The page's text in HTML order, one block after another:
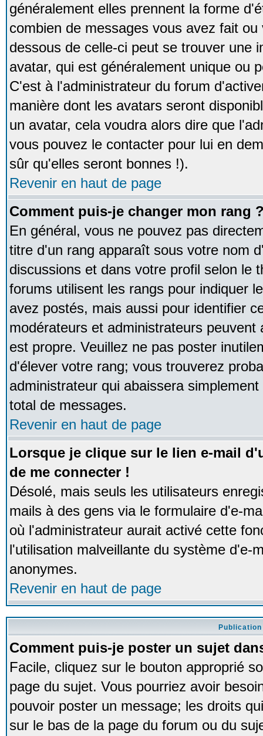
généralement elles prennent la forme
combien de messages vous avez fait
dessous de celle-ci peut se trouver une
avatar, qui est généralement unique ou
C'est à l'administrateur du forum
manière dont les avatars seront
un avatar, cela voudra alors dire que
vous pouvez le contacter pour lui en
sûr qu'elles seront bonnes !).
Revenir en haut de page
Comment puis-je changer mon rang
En général, vous ne pouvez pas
titre d'un rang apparaît sous votre nom
discussions et dans votre profil selon le
forums utilisent les rangs pour indiquer
avez postés, mais aussi pour identifier
modérateurs et administrateurs
est propre. Veuillez ne pas poster
d'élever votre rang; vous trouverez
administrateur qui abaissera
total de messages.
Revenir en haut de page
Lorsque je clique sur le lien e-mail
de me connecter !
Désolé, mais seuls les utilisateurs
mails à des gens via le formulaire d'e-
où l'administrateur aurait activé cette
l'utilisation malveillante du système d'e-
anonymes.
Revenir en haut de page
Publication
Comment puis-je poster un sujet
Facile, cliquez sur le bouton approprié
page du sujet. Vous pourriez avoir
pouvoir poster un message; les droits
sur le bas de la page du forum ou du